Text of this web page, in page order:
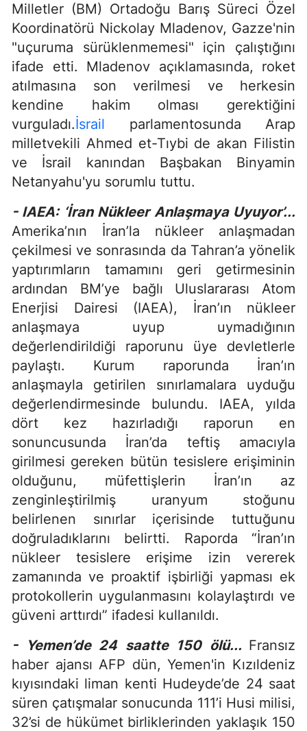
Milletler (BM) Ortadoğu Barış Süreci Özel
Koordinatörü Nickolay Mladenov, Gazze'nin
"uçuruma sürüklenmemesi" için çalıştığını
ifade etti. Mladenov açıklamasında, roket
atılmasına son verilmesi ve herkesin
kendine hakim olması gerektiğini
vurguladı.İsrail parlamentosunda Arap
milletvekili Ahmed et-Tıybi de akan Filistin
ve İsrail kanından Başbakan Binyamin
Netanyahu'yu sorumlu tuttu.
- IAEA: ‘İran Nükleer Anlaşmaya Uyuyor’...
Amerika’nın İran’la nükleer anlaşmadan
çekilmesi ve sonrasında da Tahran’a yönelik
yaptırımların tamamını geri getirmesinin
ardından BM’ye bağlı Uluslararası Atom
Enerjisi Dairesi (IAEA), İran’ın nükleer
anlaşmaya uyup uymadığının
değerlendirildiği raporunu üye devletlerle
paylaştı. Kurum raporunda İran’ın
anlaşmayla getirilen sınırlamalara uyduğu
değerlendirmesinde bulundu. IAEA, yılda
dört kez hazırladığı raporun en
sonuncusunda İran’da teftiş amacıyla
girilmesi gereken bütün tesislere erişiminin
olduğunu, müfettişlerin İran’ın az
zenginleştirilmiş uranyum stoğunu
belirlenen sınırlar içerisinde tuttuğunu
doğruladıklarını belirtti. Raporda “İran’ın
nükleer tesislere erişime izin vererek
zamanında ve proaktif işbirliği yapması ek
protokollerin uygulanmasını kolaylaştırdı ve
güveni arttırdı” ifadesi kullanıldı.
- Yemen’de 24 saatte 150 ölü... Fransız
haber ajansı AFP dün, Yemen'in Kızıldeniz
kıyısındaki liman kenti Hudeyde’de 24 saat
süren çatışmalar sonucunda 111’i Husi milisi,
32’si de hükümet birliklerinden yaklaşık 150